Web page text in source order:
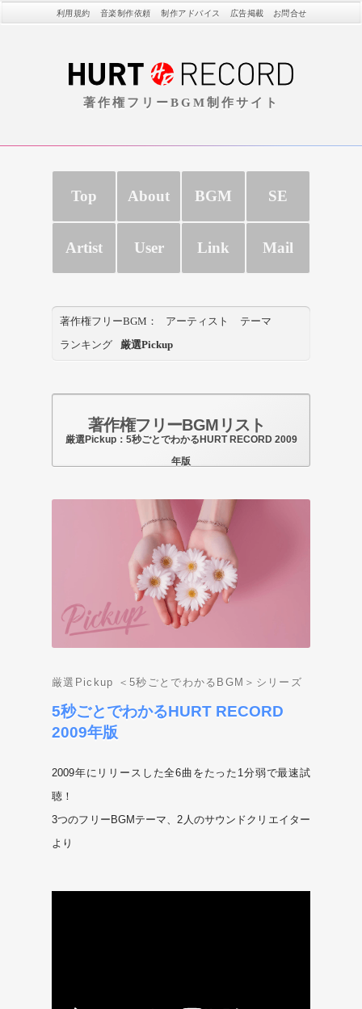
著作権フリーBGM制作サイト
利用規約 音楽制作依頼 制作アドバイス 広告掲載 お問合せ
Top About BGM SE
Artist User Link Mail
著作権フリーBGM： アーティスト テーマ
ランキング 厳選Pickup
著作権フリーBGMリスト
厳選Pickup：5秒ごとでわかるHURT RECORD 2009
年版
厳選Pickup ＜5秒ごとでわかるBGM＞シリーズ
5秒ごとでわかるHURT RECORD
2009年版
2009年にリリースした全6曲をたった1分弱で最速試
聴！
3つのフリーBGMテーマ、2人のサウンドクリエイター
より